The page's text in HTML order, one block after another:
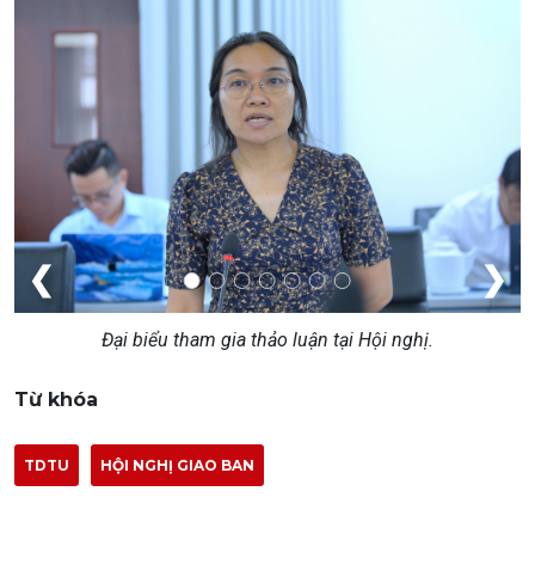
❮ ❯
Đại biểu tham gia thảo luận tại Hội nghị.
Từ khóa
TDTU HỘI NGHỊ GIAO BAN